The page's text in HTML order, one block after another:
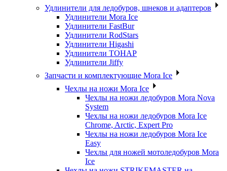
Удлинители для ледобуров, шнеков и адаптеров
Удлинители Mora Ice
Удлинители FastBur
Удлинители RodStars
Удлинители Higashi
Удлинители ТОНАР
Удлинители Jiffy
Запчасти и комплектующие Mora Ice
Чехлы на ножи Mora Ice
Чехлы на ножи ледобуров Mora Nova
System
Чехлы на ножи ледобуров Mora Ice
Chrome, Arctic, Expert Pro
Чехлы на ножи ледобуров Mora Ice
Easy
Чехлы для ножей мотоледобуров Mora
Ice